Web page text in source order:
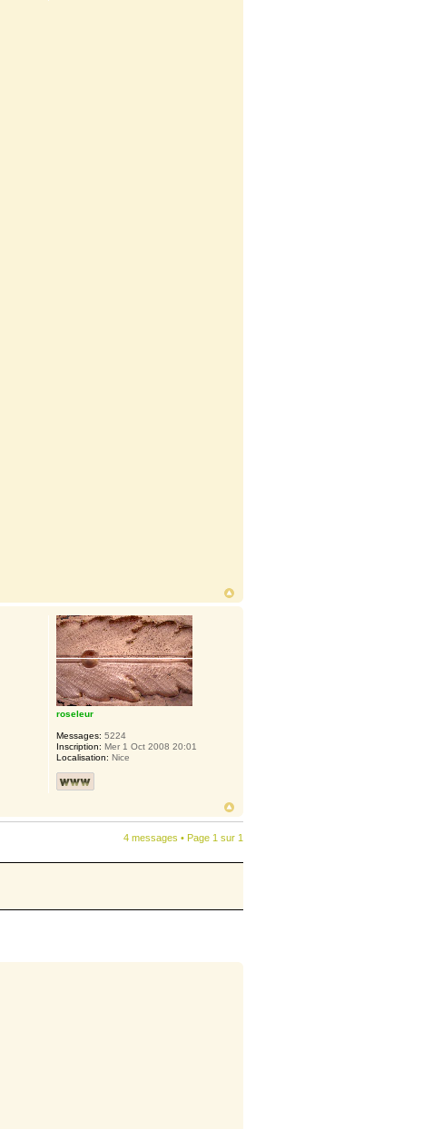
roseleur
Messages: 5224
Inscription: Mer 1 Oct 2008 20:01
Localisation: Nice
4 messages • Page 1 sur 1